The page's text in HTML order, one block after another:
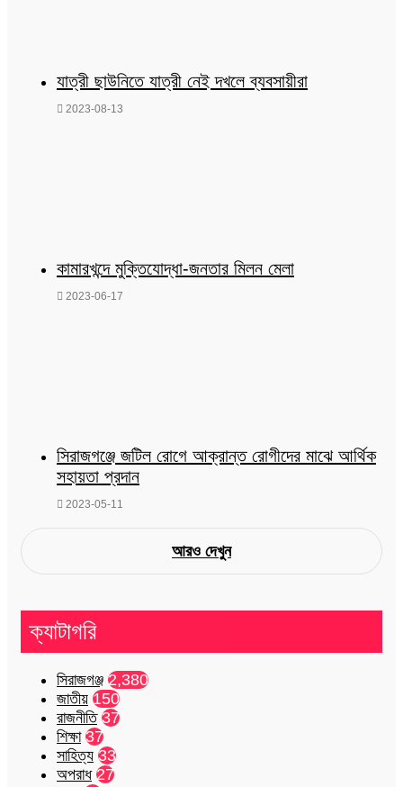
যাত্রী ছাউনিতে যাত্রী নেই দখলে ব্যবসায়ীরা
2023-08-13
কামারখন্দে মুক্তিযোদ্ধা-জনতার মিলন মেলা
2023-06-17
সিরাজগঞ্জে জটিল রোগে আক্রান্ত রোগীদের মাঝে আর্থিক
সহায়তা প্রদান
2023-05-11
আরও দেখুন
ক্যাটাগরি
সিরাজগঞ্জ 2,380
জাতীয় 150
রাজনীতি 37
শিক্ষা 37
সাহিত্য 33
অপরাধ 27